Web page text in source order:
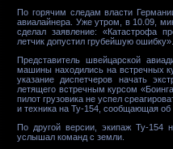
По горячим следам власти
авиалайнера. Уже утром, в 10.09,
сделал заявление: «Катастрофа
летчик допустил грубейшую ошибку».
Представитель швейцарской
машины находились на встречных
указание диспетчеров начать
летящего встречным курсом
пилот грузовика не успел
и техника на Ту-154, сообщающая
По другой версии, экипаж Ту-154
услышал команд с земли.